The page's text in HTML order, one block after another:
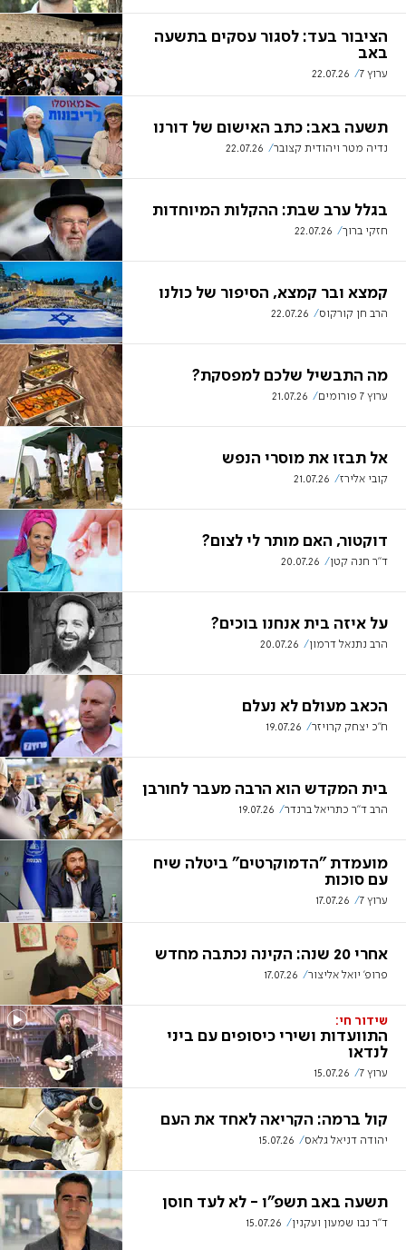
הציבור בעד: לסגור עסקים בתשעה
באב
ערוץ 7 22.07.26
תשעה באב: כתב האישום של דורנו
נדיה מטר ויהודית קצובר 22.07.26
בגלל ערב שבת: ההקלות המיוחדות
חזקי ברוך 22.07.26
קמצא ובר קמצא, הסיפור של כולנו
הרב חן קורקוס 22.07.26
מה התבשיל שלכם למפסקת?
ערוץ 7 פורומים 21.07.26
אל תבזו את מוסרי הנפש
קובי אלירז 21.07.26
דוקטור, האם מותר לי לצום?
ד"ר חנה קטן 20.07.26
על איזה בית אנחנו בוכים?
הרב נתנאל דרמון 20.07.26
הכאב מעולם לא נעלם
ח"כ יצחק קרויזר 19.07.26
בית המקדש הוא הרבה מעבר לחורבן
הרב ד"ר כתריאל ברנדר 19.07.26
מועמדת "הדמוקרטים" ביטלה שיח
עם סוכות
ערוץ 7 17.07.26
אחרי 20 שנה: הקינה נכתבה מחדש
פרופ' יואל אליצור 17.07.26
שידור חי:
התוועדות ושירי כיסופים עם ביני
לנדאו
ערוץ 7 15.07.26
קול ברמה: הקריאה לאחד את העם
יהודה דניאל גלאס 15.07.26
תשעה באב תשפ"ו - לא לעד חוסן
ד"ר נבו שמעון ועקנין 15.07.26